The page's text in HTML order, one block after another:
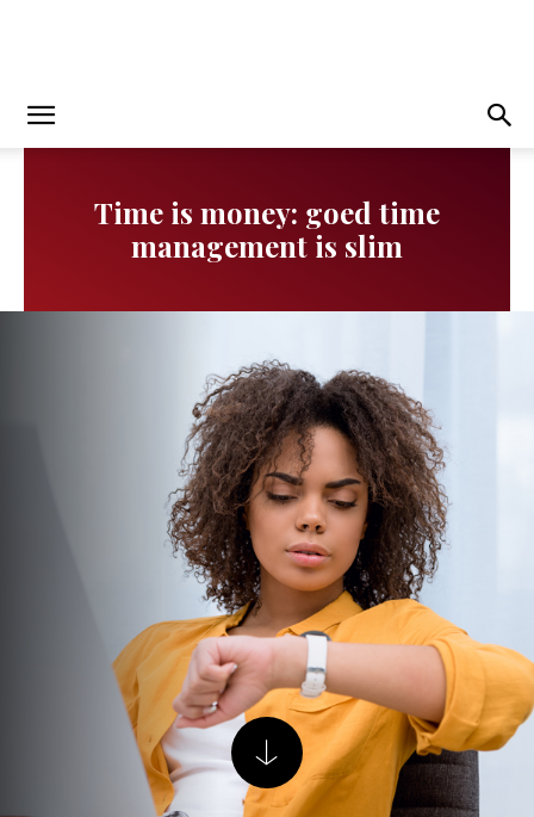
Time is money: goed time
management is slim